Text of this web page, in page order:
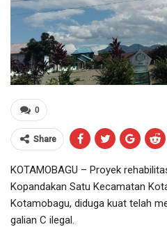
0
Share
KOTAMOBAGU – Proyek
Kopandakan Satu Kecamatan
Kotamobagu, diduga kuat telah
galian C ilegal.